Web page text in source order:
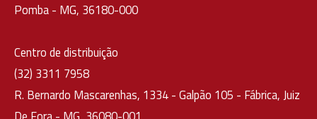
Pomba - MG, 36180-000
Centro de distribuição
(32) 3311 7958
R. Bernardo Mascarenhas, 1334 - Galpão 105 - Fábrica, Juiz